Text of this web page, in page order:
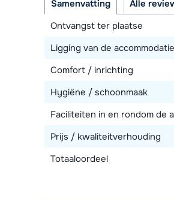
Samenvatting
Alle
Ontvangst ter plaatse
Ligging van de accommodatie
Comfort / inrichting
Hygiëne / schoonmaak
Faciliteiten in en rondom de
Prijs / kwaliteitverhouding
Totaaloordeel